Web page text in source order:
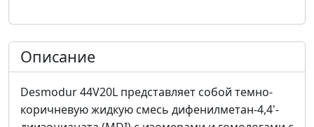
Описание
Desmodur 44V20L представляет собой темно-
коричневую жидкую смесь дифенилметан-4,4'-